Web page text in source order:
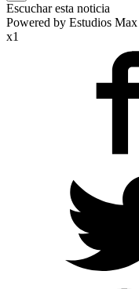
Escuchar esta noticia
Powered by Estudios Max
x1